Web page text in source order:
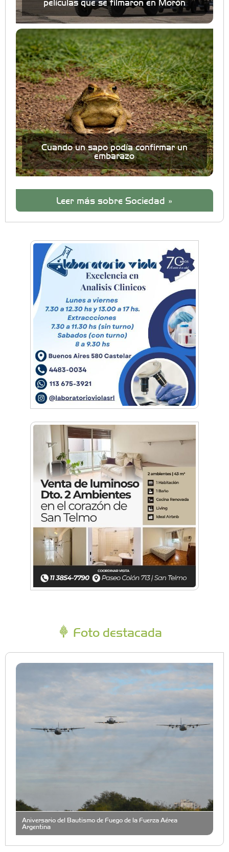
películas que se filmaron en Morón
Cuando un sapo podía confirmar un
embarazo
Leer más sobre Sociedad »
Foto destacada
Aniversario del Bautismo de Fuego de la Fuerza Aérea
Argentina